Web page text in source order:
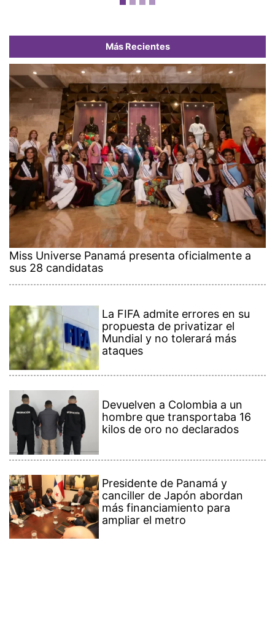
Más Recientes
Miss Universe Panamá presenta oficialmente a
sus 28 candidatas
La FIFA admite errores en su
propuesta de privatizar el
Mundial y no tolerará más
ataques
Devuelven a Colombia a un
hombre que transportaba 16
kilos de oro no declarados
Presidente de Panamá y
canciller de Japón abordan
más financiamiento para
ampliar el metro